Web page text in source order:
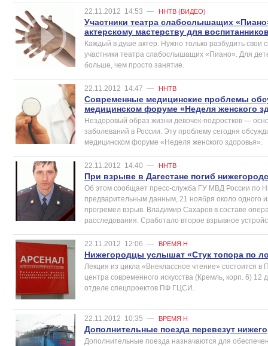
22.11.2012 14:53 — ННТВ (ВИДЕО)
Участники театра слабослышащих
актерскому мастерству для
Каждый в душе актер. Нужно только разбудить свои
участники театра слабослышащих «Пиано». Для
больше, чем просто занятие.
22.11.2012 14:47 — ННТВ
Современные медицинские проблемы
медицинском форуме «Неделя женского
Нездоровый образ жизни девочек-подростков —
заболеваний в России. Эту проблему сегодня
медицинском форуме «Неделя женского здоровья».
22.11.2012 14:40 — ННТВ
При взрыве в Дагестане погиб
Об этом сообщает пресс-служба ГУ МВД России по
предварительным данным, 21 ноября около одного
прогремел взрыв. Владимир Сахаров в составе
расследования. Сработало второе взрывное
22.11.2012 12:06 — ВРЕМЯ Н
Нижегородцы услышат «Стук топора по
Лекция из цикла «Внеклассное чтение» состоится
центра современного искусства (Кремль, корп. 6)
отделе спецпроектов ПФ ГЦСИ.
22.11.2012 10:35 — ВРЕМЯ Н
Дополнительные поезда перевезут
Дополнительные поезда назначаются для